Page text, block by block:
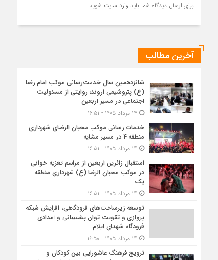
برای ارسال دیدگاه شما باید وارد سایت شوید.
آخرین مطالب
شانزدهمین سال خدمت‌رسانی موکب امام رضا
(ع) پتروشیمی اروند؛ روایتی از مسئولیت
اجتماعی در مسیر اربعین
خدمات رسانی موکب محبان الرضای شهرداری
منطقه ۴ در مسیر مشایه
استقبال زائرین اربعین از مراسم تعزیه خوانی
در موکب محبان الرضا (ع) شهرداری منطقه
یک
توسعه زیرساخت‌های فرودگاهی، افزایش شبکه
پروازی و تقویت توان پشتیبانی و امدادی
فرودگاه شهدای ایلام
ترویج فرهنگ عاشورایی بین کودکان و